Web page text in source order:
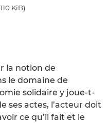
KiB)
la notion de
le domaine de
solidaire y joue-t-
ses actes, l’acteur doit
ce qu’il fait et le